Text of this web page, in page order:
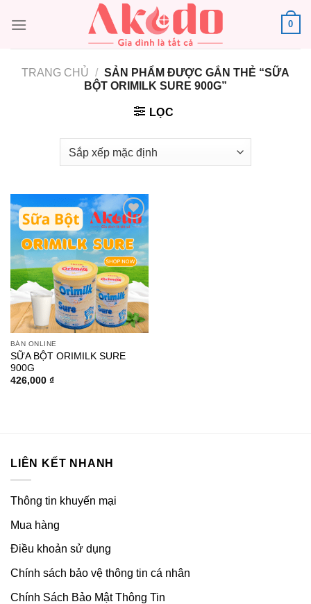
đến
0
TRANG CHỦ / SẢN PHẨM ĐƯỢC GẮN THẺ “SỮA
BỘT ORIMILK SURE 900G”
LỌC
Add to
wishlist
BÁN ONLINE
SỮA BỘT ORIMILK SURE
900G
426,000 ₫
LIÊN KẾT NHANH
Thông tin khuyến mại
Mua hàng
Điều khoản sử dụng
Chính sách bảo vệ thông tin cá nhân
Chính Sách Bảo Mật Thông Tin